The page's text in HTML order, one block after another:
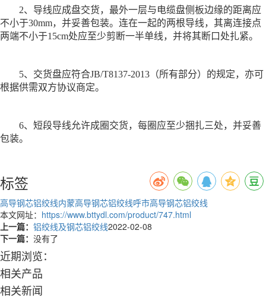
2、导线应成盘交货，最外一层与电缆盘侧板边缘的距离应
不小于30mm，并妥善包装。连在一起的两根导线，其离连接点
两端不小于15cm处应至少剪断一半单线，并将其断口处扎紧。
5、交货盘应符合JB/T8137-2013（所有部分）的规定，亦可
根据供需双方协议商定。
6、短段导线允许成圈交货，每圈应至少捆扎三处，并妥善
包装。
标签
高导钢芯铝绞线内蒙高导钢芯铝绞线呼市高导钢芯铝绞线
本文网址： https://www.bttydl.com/product/747.html
上一篇： 铝绞线及钢芯铝绞线2022-02-08
下一篇： 没有了
近期浏览：
相关产品
相关新闻